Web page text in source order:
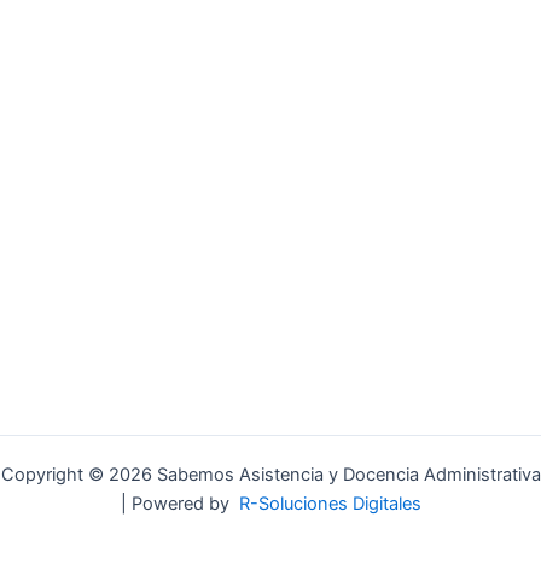
Copyright © 2026 Sabemos Asistencia y Docencia Administrativa
| Powered by R-Soluciones Digitales